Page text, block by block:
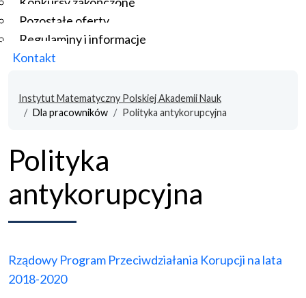
Pozostałe oferty
Regulaminy i informacje
Kontakt
Instytut Matematyczny Polskiej Akademii Nauk
Dla pracowników
Polityka antykorupcyjna
Polityka
antykorupcyjna
Rządowy Program Przeciwdziałania Korupcji na lata
2018-2020